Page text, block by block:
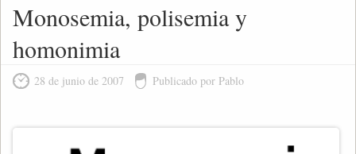
Monosemia, polisemia y
homonimia
28 de junio de 2007 Publicado por Pablo